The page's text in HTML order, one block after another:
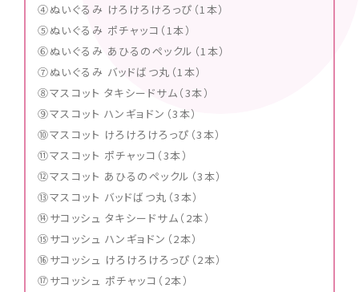
④ぬいぐるみ けろけろけろっぴ（1本）
⑤ぬいぐるみ ポチャッコ（1本）
⑥ぬいぐるみ あひるのペックル（1本）
⑦ぬいぐるみ バッドばつ丸（1本）
⑧マスコット タキシードサム（3本）
⑨マスコット ハンギョドン（3本）
⑩マスコット けろけろけろっぴ（3本）
⑪マスコット ポチャッコ（3本）
⑫マスコット あひるのペックル（3本）
⑬マスコット バッドばつ丸（3本）
⑭サコッシュ タキシードサム（2本）
⑮サコッシュ ハンギョドン（2本）
⑯サコッシュ けろけろけろっぴ（2本）
⑰サコッシュ ポチャッコ（2本）